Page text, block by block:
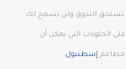
تستحق التذوق ولن تسمح لك
الحلويات التي يمكن أن
مطاعم إسطنبول.